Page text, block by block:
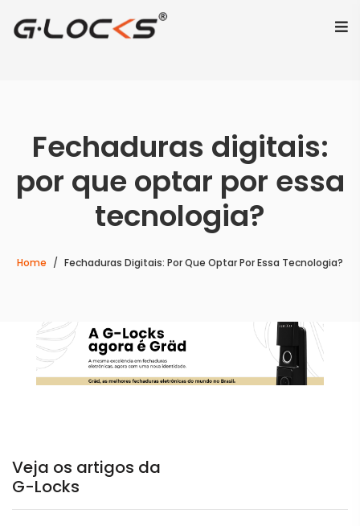
Fechaduras digitais:
por que optar por essa
tecnologia?
Home Fechaduras Digitais: Por Que Optar Por Essa Tecnologia?
Veja os artigos da
G-Locks